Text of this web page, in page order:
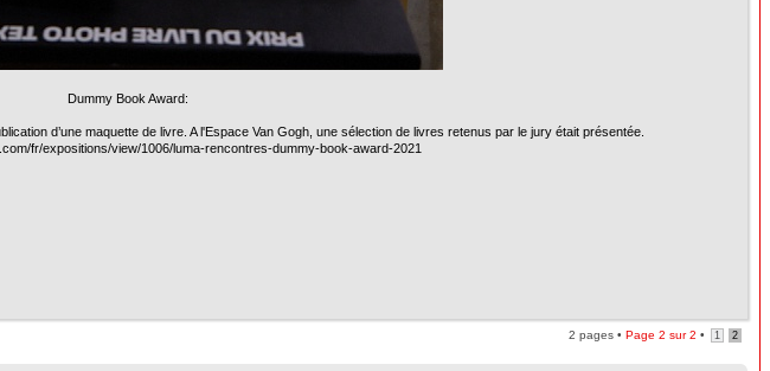
Dummy Book Award:
d’une maquette de livre. A l'Espace Van Gogh, une sélection de livres retenus par le jury était présentée.
fr/expositions/view/1006/luma-rencontres-dummy-book-award-2021
2 pages • Page 2 sur2 • 1 2